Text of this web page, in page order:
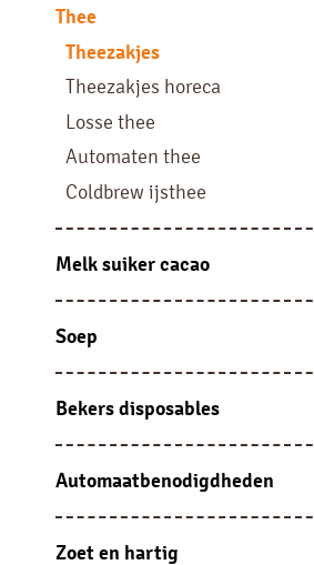
Fresh brew
Instant
Liquid
Filterkoffie
Pads, sachets en sticks
Thee
Theezakjes
Theezakjes horeca
Losse thee
Automaten thee
Coldbrew ijsthee
Melk suiker cacao
Melk vloeibaar en cups
Melkpoeder
Cacao
Soep
Automatensoep
Soep sachets
Bekers disposables
Bekers karton
Bekers kunststof
Automaatbenodigdheden
Jura onderhoudsproducten en
accessoires
Zoet en hartig